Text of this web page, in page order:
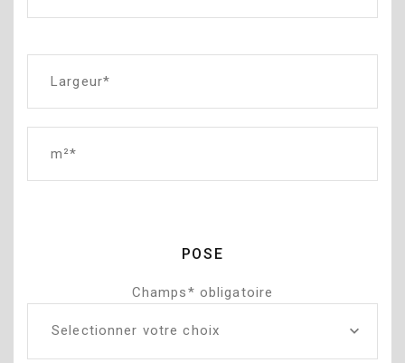
POSE
Champs* obligatoire
Selectionner votre choix